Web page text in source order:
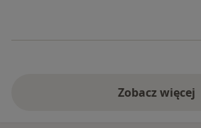
Zobacz więcej